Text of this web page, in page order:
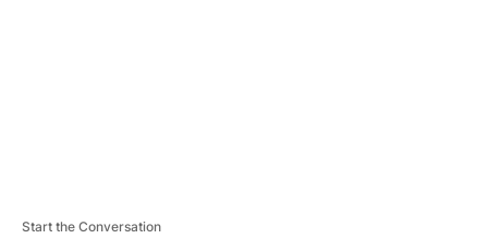
Start the Conversation